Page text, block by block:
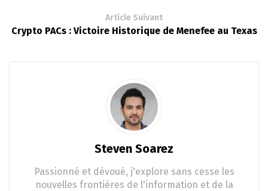
Article Suivant
Crypto PACs : Victoire Historique de Menefee au Texas
Steven Soarez
Passionné et dévoué, j'explore sans cesse les
nouvelles frontières de l'information et de la